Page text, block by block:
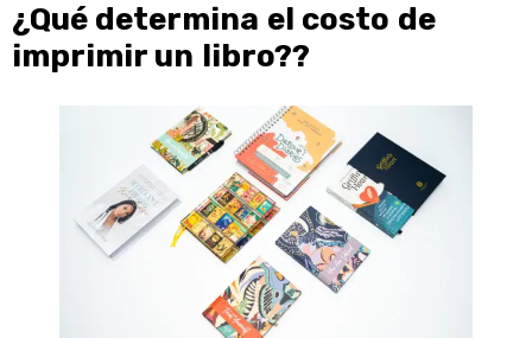
¿Qué determina el costo de
imprimir un libro??